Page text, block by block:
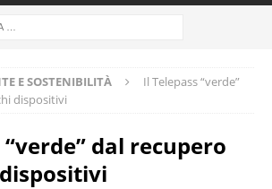
E SOSTENIBILITÀ
Il Telepass “verde”
dispositivi
“verde” dal recupero